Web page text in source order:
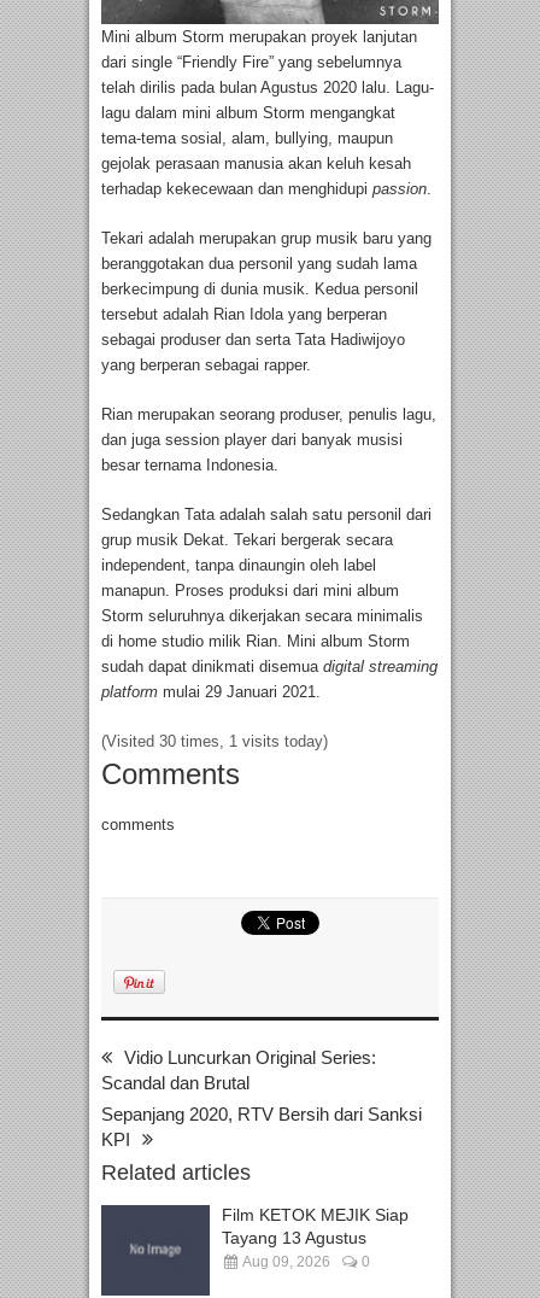
Mini album Storm merupakan proyek lanjutan
dari single “Friendly Fire” yang sebelumnya
telah dirilis pada bulan Agustus 2020 lalu. Lagu-
lagu dalam mini album Storm mengangkat
tema-tema sosial, alam, bullying, maupun
gejolak perasaan manusia akan keluh kesah
terhadap kekecewaan dan menghidupi passion.
Tekari adalah merupakan grup musik baru yang
beranggotakan dua personil yang sudah lama
berkecimpung di dunia musik. Kedua personil
tersebut adalah Rian Idola yang berperan
sebagai produser dan serta Tata Hadiwijoyo
yang berperan sebagai rapper.
Rian merupakan seorang produser, penulis lagu,
dan juga session player dari banyak musisi
besar ternama Indonesia.
Sedangkan Tata adalah salah satu personil dari
grup musik Dekat. Tekari bergerak secara
independent, tanpa dinaungin oleh label
manapun. Proses produksi dari mini album
Storm seluruhnya dikerjakan secara minimalis
di home studio milik Rian. Mini album Storm
sudah dapat dinikmati disemua digital streaming
platform mulai 29 Januari 2021.
(Visited 30 times, 1 visits today)
Comments
comments
Vidio Luncurkan Original Series:
Scandal dan Brutal
Sepanjang 2020, RTV Bersih dari Sanksi
KPI
Related articles
Film KETOK MEJIK Siap
Tayang 13 Agustus
Aug 09, 2026 0